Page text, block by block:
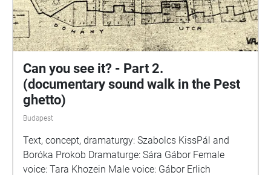
Can you see it? - Part 2.
(documentary sound walk in the Pest
ghetto)
Budapest
Text, concept, dramaturgy: Szabolcs KissPál and
Boróka Prokob Dramaturge: Sára Gábor Female
voice: Tara Khozein Male voice: Gábor Erlich